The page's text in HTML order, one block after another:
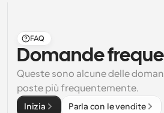
FAQ
Domande
Queste sono alcune delle
poste più frequentemente.
Inizia Parla con le vendite